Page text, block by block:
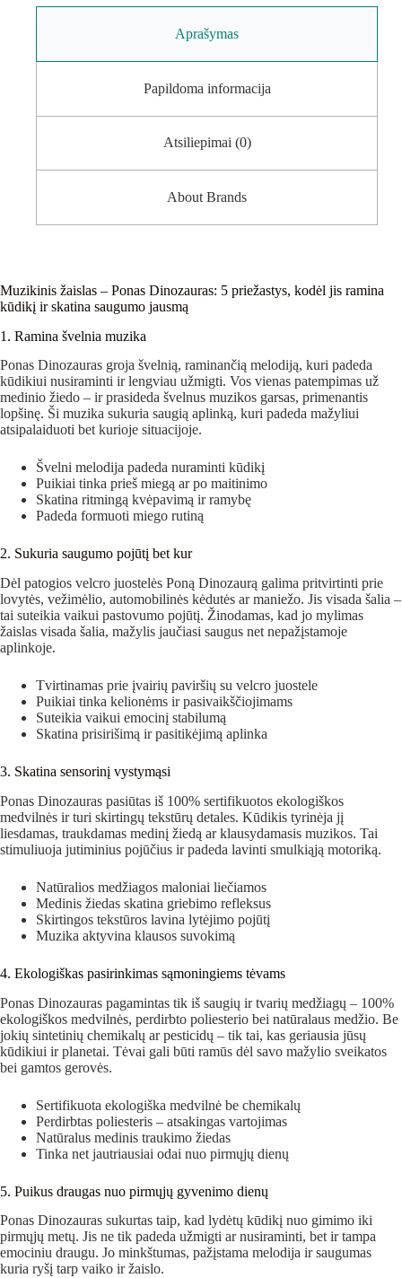
Aprašymas
Papildoma informacija
Atsiliepimai (0)
About Brands
Muzikinis žaislas – Ponas Dinozauras: 5 priežastys, kodėl jis ramina
kūdikį ir skatina saugumo jausmą
1. Ramina švelnia muzika
Ponas Dinozauras groja švelnią, raminančią melodiją, kuri padeda
kūdikiui nusiraminti ir lengviau užmigti. Vos vienas patempimas už
medinio žiedo – ir prasideda švelnus muzikos garsas, primenantis
lopšinę. Ši muzika sukuria saugią aplinką, kuri padeda mažyliui
atsipalaiduoti bet kurioje situacijoje.
Švelni melodija padeda nuraminti kūdikį
Puikiai tinka prieš miegą ar po maitinimo
Skatina ritmingą kvėpavimą ir ramybę
Padeda formuoti miego rutiną
2. Sukuria saugumo pojūtį bet kur
Dėl patogios velcro juostelės Poną Dinozaurą galima pritvirtinti prie
lovytės, vežimėlio, automobilinės kėdutės ar maniežo. Jis visada šalia –
tai suteikia vaikui pastovumo pojūtį. Žinodamas, kad jo mylimas
žaislas visada šalia, mažylis jaučiasi saugus net nepažįstamoje
aplinkoje.
Tvirtinamas prie įvairių paviršių su velcro juostele
Puikiai tinka kelionėms ir pasivaikščiojimams
Suteikia vaikui emocinį stabilumą
Skatina prisirišimą ir pasitikėjimą aplinka
3. Skatina sensorinį vystymąsi
Ponas Dinozauras pasiūtas iš 100% sertifikuotos ekologiškos
medvilnės ir turi skirtingų tekstūrų detales. Kūdikis tyrinėja jį
liesdamas, traukdamas medinį žiedą ar klausydamasis muzikos. Tai
stimuliuoja jutiminius pojūčius ir padeda lavinti smulkiąją motoriką.
Natūralios medžiagos maloniai liečiamos
Medinis žiedas skatina griebimo refleksus
Skirtingos tekstūros lavina lytėjimo pojūtį
Muzika aktyvina klausos suvokimą
4. Ekologiškas pasirinkimas sąmoningiems tėvams
Ponas Dinozauras pagamintas tik iš saugių ir tvarių medžiagų – 100%
ekologiškos medvilnės, perdirbto poliesterio bei natūralaus medžio. Be
jokių sintetinių chemikalų ar pesticidų – tik tai, kas geriausia jūsų
kūdikiui ir planetai. Tėvai gali būti ramūs dėl savo mažylio sveikatos
bei gamtos gerovės.
Sertifikuota ekologiška medvilnė be chemikalų
Perdirbtas poliesteris – atsakingas vartojimas
Natūralus medinis traukimo žiedas
Tinka net jautriausiai odai nuo pirmųjų dienų
5. Puikus draugas nuo pirmųjų gyvenimo dienų
Ponas Dinozauras sukurtas taip, kad lydėtų kūdikį nuo gimimo iki
pirmųjų metų. Jis ne tik padeda užmigti ar nusiraminti, bet ir tampa
emociniu draugu. Jo minkštumas, pažįstama melodija ir saugumas
kuria ryšį tarp vaiko ir žaislo.